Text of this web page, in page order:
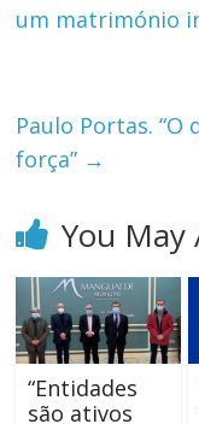
um matrimónio
Paulo Portas.
força” →
You May
“Entidades
são ativos